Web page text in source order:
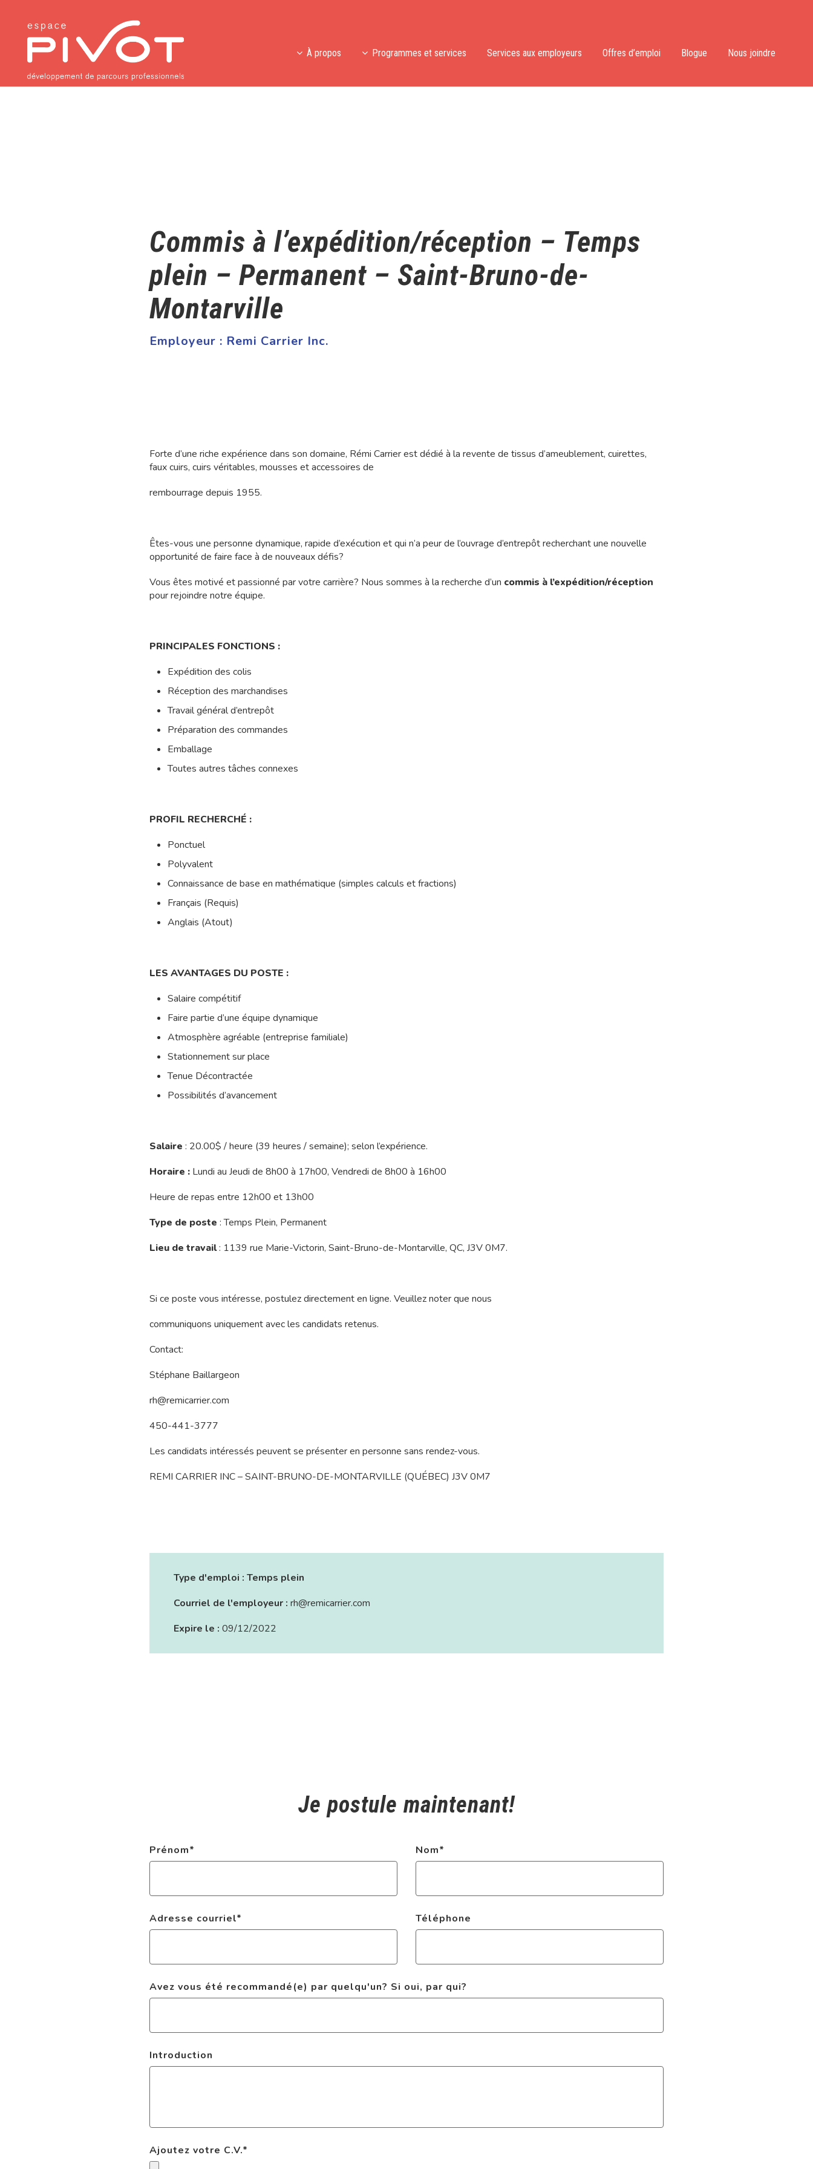
À propos Programmes et services Services aux employeurs Offres d’emploi Blogue Nous joindre
Commis à l’expédition/réception – Temps
plein – Permanent – Saint-Bruno-de-
Montarville
Employeur : Remi Carrier Inc.
Forte d’une riche expérience dans son domaine, Rémi Carrier est dédié à la revente de tissus d’ameublement, cuirettes,
faux cuirs, cuirs véritables, mousses et accessoires de
rembourrage depuis 1955.
Êtes-vous une personne dynamique, rapide d’exécution et qui n’a peur de l’ouvrage d’entrepôt recherchant une nouvelle
opportunité de faire face à de nouveaux défis?
Vous êtes motivé et passionné par votre carrière? Nous sommes à la recherche d’un commis à l’expédition/réception
pour rejoindre notre équipe.
PRINCIPALES FONCTIONS :
Expédition des colis
Réception des marchandises
Travail général d’entrepôt
Préparation des commandes
Emballage
Toutes autres tâches connexes
PROFIL RECHERCHÉ :
Ponctuel
Polyvalent
Connaissance de base en mathématique (simples calculs et fractions)
Français (Requis)
Anglais (Atout)
LES AVANTAGES DU POSTE :
Salaire compétitif
Faire partie d’une équipe dynamique
Atmosphère agréable (entreprise familiale)
Stationnement sur place
Tenue Décontractée
Possibilités d’avancement
Salaire : 20.00$ / heure (39 heures / semaine); selon l’expérience.
Horaire : Lundi au Jeudi de 8h00 à 17h00, Vendredi de 8h00 à 16h00
Heure de repas entre 12h00 et 13h00
Type de poste : Temps Plein, Permanent
Lieu de travail: 1139 rue Marie-Victorin, Saint-Bruno-de-Montarville, QC, J3V 0M7.
Si ce poste vous intéresse, postulez directement en ligne. Veuillez noter que nous
communiquons uniquement avec les candidats retenus.
Contact:
Stéphane Baillargeon
rh@remicarrier.com
450-441-3777
Les candidats intéressés peuvent se présenter en personne sans rendez-vous.
REMI CARRIER INC – SAINT-BRUNO-DE-MONTARVILLE (QUÉBEC) J3V 0M7
Type d'emploi : Temps plein
Courriel de l'employeur : rh@remicarrier.com
Expire le : 09/12/2022
Je postule maintenant!
Prénom* Nom*
Adresse courriel* Téléphone
Avez vous été recommandé(e) par quelqu'un? Si oui, par qui?
Introduction
Ajoutez votre C.V.*